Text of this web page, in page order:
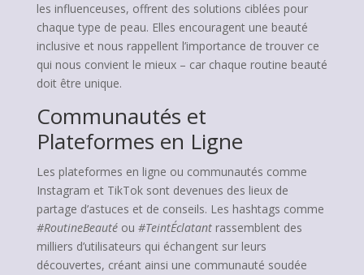
les influenceuses, offrent des solutions ciblées pour
chaque type de peau. Elles encouragent une beauté
inclusive et nous rappellent l’importance de trouver ce
qui nous convient le mieux – car chaque routine beauté
doit être unique.
Communautés et
Plateformes en Ligne
Les plateformes en ligne ou communautés comme
Instagram et TikTok sont devenues des lieux de
partage d’astuces et de conseils. Les hashtags comme
#RoutineBeautéou #TeintÉclatantrassemblent des
milliers d’utilisateurs qui échangent sur leurs
découvertes, créant ainsi une communauté soudée